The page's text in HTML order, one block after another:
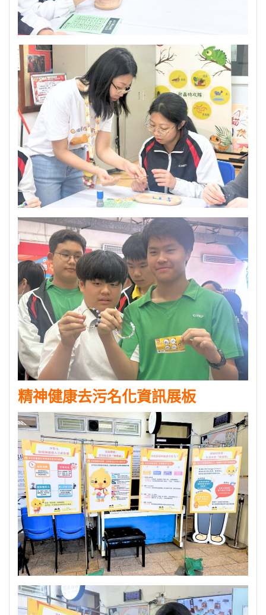
精神健康去污名化資訊展板